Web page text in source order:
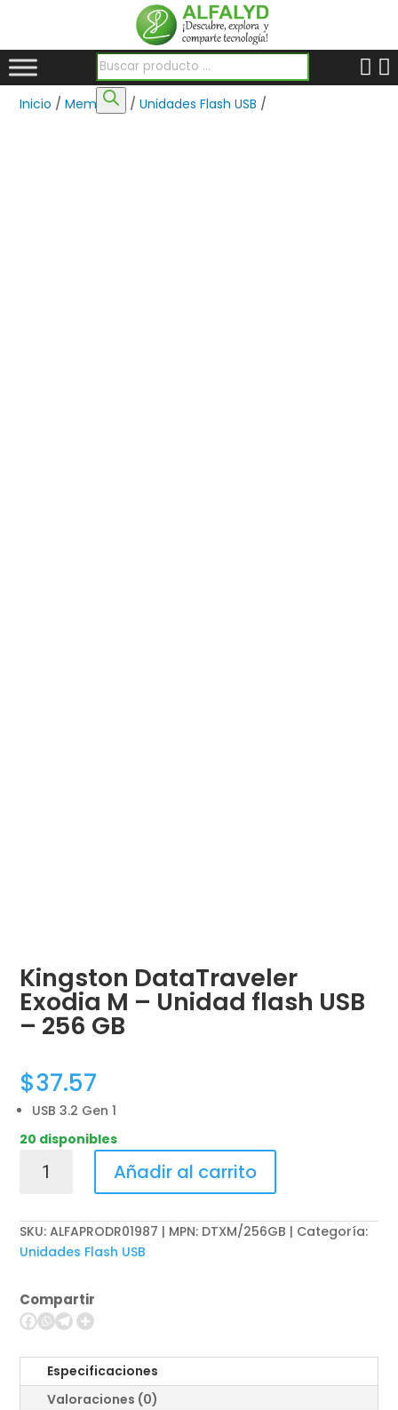
Búsqueda de productos
Inicio /Memorias /Unidades Flash USB /
Kingston DataTraveler
Exodia M – Unidad flash USB
– 256 GB
$37.57
USB 3.2 Gen 1
20 disponibles
DataTraveler
M
-
Unidad
USB
-
GB
cantidad
Añadir al carrito
SKU:ALFAPRODR01987 | MPN: DTXM/256GB
Categoría:
Unidades Flash USB
Compartir
Especificaciones
Valoraciones (0)